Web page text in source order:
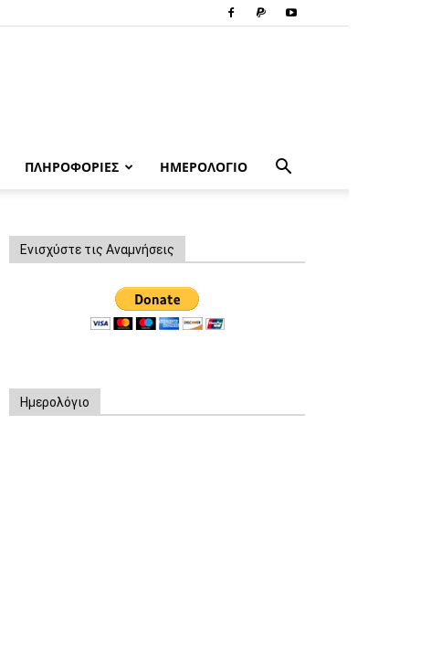
ΠΛΗΡΟΦΟΡΙΕΣ ΗΜΕΡΟΛΟΓΙΟ
Ενισχύστε τις Αναμνήσεις
Ημερολόγιο